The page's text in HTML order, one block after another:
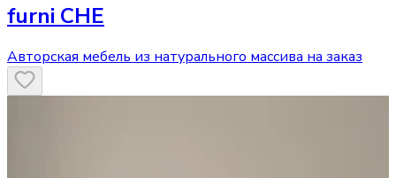
furni CHE
Авторская мебель из натурального массива на заказ